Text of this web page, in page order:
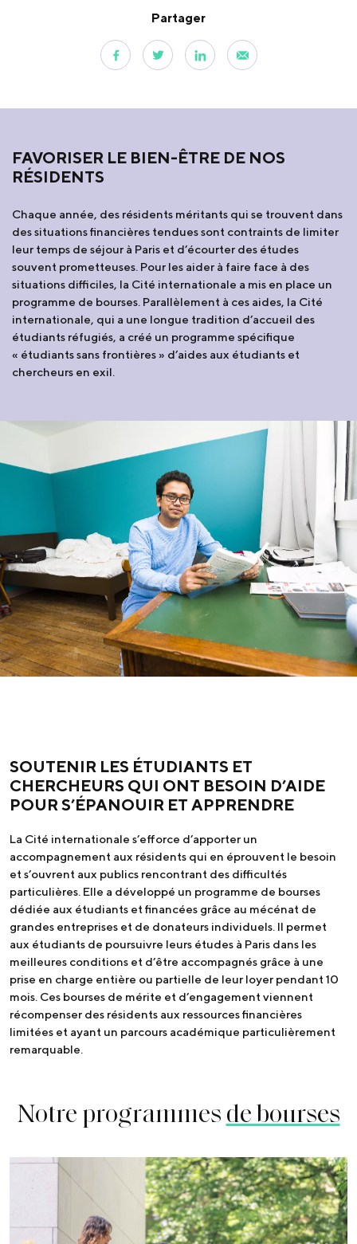
Partager
FAVORISER LE BIEN-ÊTRE DE NOS
RÉSIDENTS
Chaque année, des résidents méritants qui se trouvent dans
des situations financières tendues sont contraints de limiter
leur temps de séjour à Paris et d’écourter des études
souvent prometteuses. Pour les aider à faire face à des
situations difficiles, la Cité internationale a mis en place un
programme de bourses. Parallèlement à ces aides, la Cité
internationale, qui a une longue tradition d’accueil des
étudiants réfugiés, a créé un programme spécifique
« étudiants sans frontières » d’aides aux étudiants et
chercheurs en exil.
SOUTENIR LES ÉTUDIANTS ET
CHERCHEURS QUI ONT BESOIN D’AIDE
POUR S’ÉPANOUIR ET APPRENDRE
La Cité internationale s’efforce d’apporter un
accompagnement aux résidents qui en éprouvent le besoin
et s’ouvrent aux publics rencontrant des difficultés
particulières. Elle a développé un programme de bourses
dédiée aux étudiants et financées grâce au mécénat de
grandes entreprises et de donateurs individuels. Il permet
aux étudiants de poursuivre leurs études à Paris dans les
meilleures conditions et d’être accompagnés grâce à une
prise en charge entière ou partielle de leur loyer pendant 10
mois. Ces bourses de mérite et d’engagement viennent
récompenser des résidents aux ressources financières
limitées et ayant un parcours académique particulièrement
remarquable.
Notre programmesde bourses